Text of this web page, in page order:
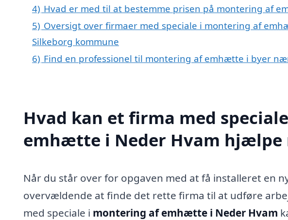
4) Hvad er med til at bestemme prisen på montering af
5) Oversigt over firmaer med speciale i montering af
Silkeborg kommune
6) Find en professionel til montering af emhætte i byer
Hvad kan et firma med
emhætte i Neder Hvam hjælpe
Når du står over for opgaven med at få installeret en
overvældende at finde det rette firma til at udføre
med speciale i montering af emhætte i Neder Hvam